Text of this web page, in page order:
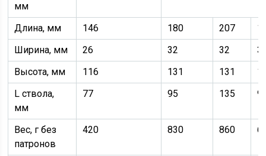
мм
Длина, мм 146 180 207
Ширина, мм
26 32 32
Высота, мм
116 131 131
L ствола,
мм
77 95 135
Вес, г без
патронов
420 830 860